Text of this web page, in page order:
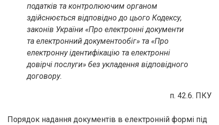
податків та контролюючим органом
здійснюється відповідно до цього Кодексу,
законів України «Про електронні документи
та електронний документообіг» та «Про
електронну ідентифікацію та електронні
довірчі послуги» без укладення відповідного
договору.
п. 42.6. ПКУ
Порядок надання документів в електронній формі під